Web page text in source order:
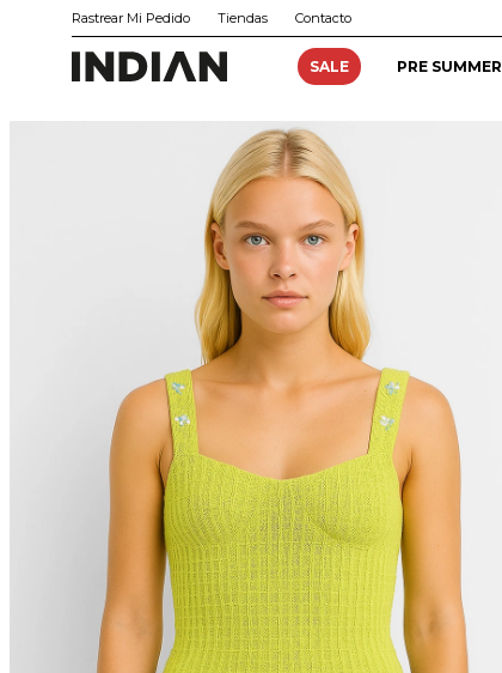
SALE PRE SUMMER
Rastrear Mi Pedido Tiendas Contacto